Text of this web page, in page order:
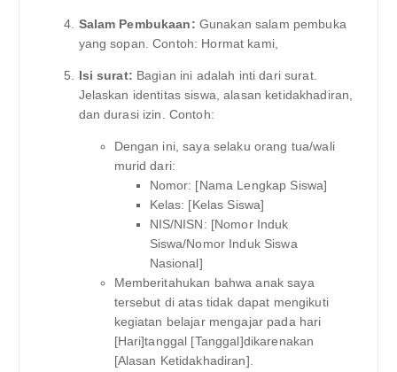
Salam Pembukaan: Gunakan salam pembuka
yang sopan. Contoh: Hormat kami,
Isi surat: Bagian ini adalah inti dari surat.
Jelaskan identitas siswa, alasan ketidakhadiran,
dan durasi izin. Contoh:
Dengan ini, saya selaku orang tua/wali
murid dari:
Nomor: [Nama Lengkap Siswa]
Kelas: [Kelas Siswa]
NIS/NISN: [Nomor Induk
Siswa/Nomor Induk Siswa
Nasional]
Memberitahukan bahwa anak saya
tersebut di atas tidak dapat mengikuti
kegiatan belajar mengajar pada hari
[Hari]tanggal [Tanggal]dikarenakan
[Alasan Ketidakhadiran].